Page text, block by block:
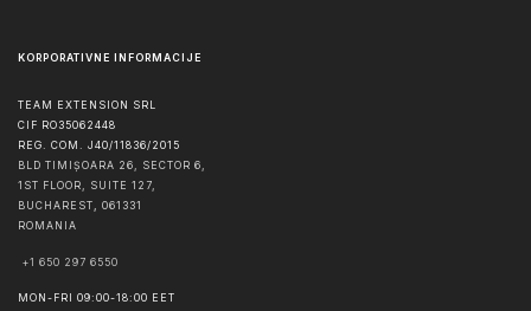
KORPORATIVNE INFORMACIJE
TEAM EXTENSION SRL
CIF RO35062448
REG. COM. J40/11836/2015
BLD TIMIȘOARA 26, SECTOR 6,
1ST FLOOR, SUITE 127,
BUCHAREST
061331
ROMANIA
+1 650 297 6550
MON-FRI 09:00-18:00 EET